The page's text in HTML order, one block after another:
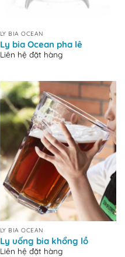
LY BIA OCEAN
Ly bia Ocean pha lê
Liên hệ đặt hàng
LY BIA OCEAN
Ly uống bia khổng lồ
Liên hệ đặt hàng